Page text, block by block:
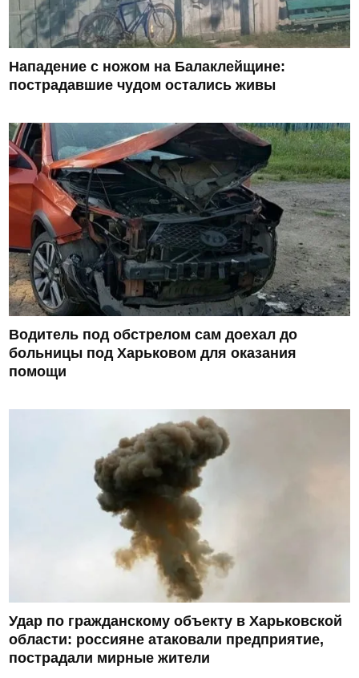
Нападение с ножом на Балаклейщине:
пострадавшие чудом остались живы
Водитель под обстрелом сам доехал до
больницы под Харьковом для оказания
помощи
Удар по гражданскому объекту в Харьковской
области: россияне атаковали предприятие,
пострадали мирные жители